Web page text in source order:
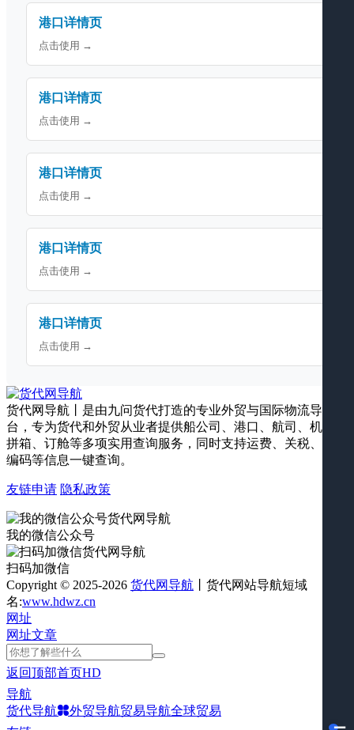
港口详情页
点击使用 →
港口详情页
点击使用 →
港口详情页
点击使用 →
港口详情页
点击使用 →
港口详情页
点击使用 →
货代网导航丨是由九问货代打造的专业外贸与国际物流导航平
台，专为货代和外贸从业者提供船公司、港口、航司、机场、
拼箱、订舱等多项实用查询服务，同时支持运费、关税、海关
编码等信息一键查询。
友链申请 隐私政策
我的微信公众号
扫码加微信
Copyright © 2025-2026 货代网导航 丨货代网站导航短域
名:www.hdwz.cn
网址
网址文章
返回顶部首页HD
导航
货代导航
外贸导航贸易导航全球贸易